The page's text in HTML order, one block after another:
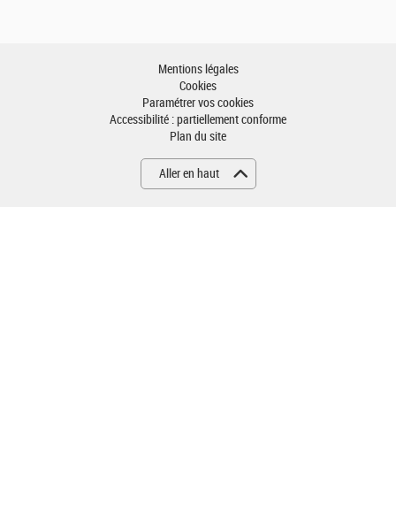
Mentions légales
Cookies
Paramétrer vos cookies
Accessibilité : partiellement conforme
Plan du site
Aller en haut